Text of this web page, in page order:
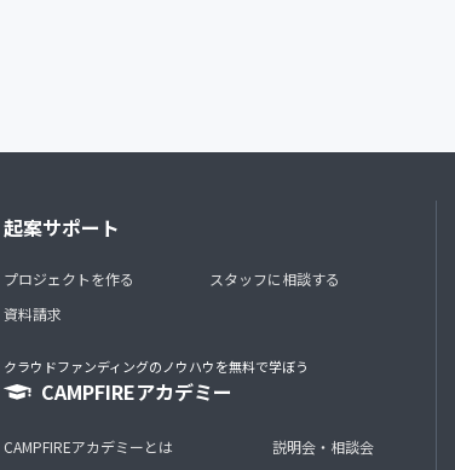
起案サポート
プロジェクトを作る
資料請求
スタッフに相談する
クラウドファンディングのノウハウを無料で学ぼう
CAMPFIREアカデミー
CAMPFIREアカデミーとは
説明会・相談会